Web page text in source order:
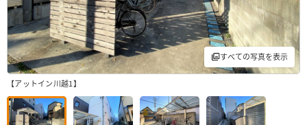
すべての写真を表示
【アットイン川越1】
・Firefox
・Edge
チャット機能のご利用に関して